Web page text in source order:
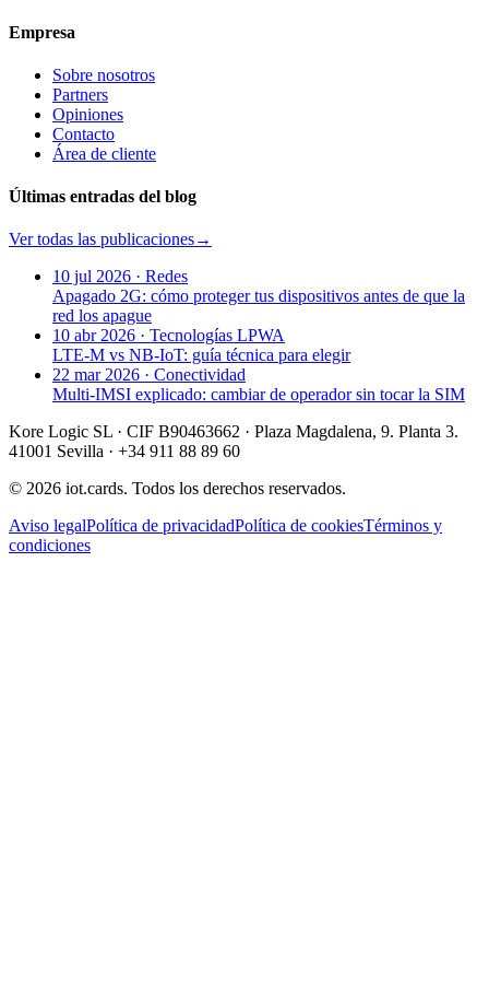
Empresa
Sobre nosotros
Partners
Opiniones
Contacto
Área de cliente
Últimas entradas del blog
Ver todas las publicaciones→
10 jul 2026 · Redes
Apagado 2G: cómo proteger tus dispositivos antes de que la
red los apague
10 abr 2026 · Tecnologías LPWA
LTE-M vs NB-IoT: guía técnica para elegir
22 mar 2026 · Conectividad
Multi-IMSI explicado: cambiar de operador sin tocar la SIM
Kore Logic SL · CIF B90463662 · Plaza Magdalena, 9. Planta 3.
41001 Sevilla · +34 911 88 89 60
© 2026 iot.cards. Todos los derechos reservados.
Aviso legalPolítica de privacidadPolítica de cookiesTérminos y
condiciones